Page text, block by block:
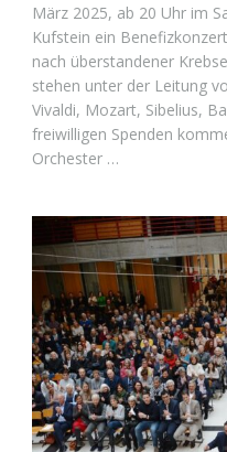
März 2025, ab 20 Uhr im
Kufstein ein
nach überstandener
stehen unter der Leitung
Vivaldi, Mozart, Sibelius,
freiwilligen Spenden
Orchester …